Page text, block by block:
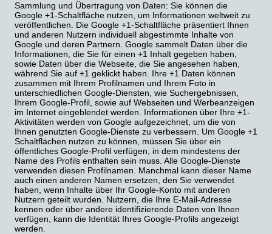
Sammlung und Übertragung von Daten: Sie können die
Google +1-Schaltfläche nutzen, um Informationen weltweit zu
veröffentlichen. Die Google +1-Schaltfläche präsentiert Ihnen
und anderen Nutzern individuell abgestimmte Inhalte von
Google und deren Partnern. Google sammelt Daten über die
Informationen, die Sie für einen +1 Inhalt gegeben haben,
sowie Daten über die Webseite, die Sie angesehen haben,
während Sie auf +1 geklickt haben. Ihre +1 Daten können
zusammen mit Ihrem Profilnamen und Ihrem Foto in
unterschiedlichen Google-Diensten, wie Suchergebnissen,
Ihrem Google-Profil, sowie auf Webseiten und Werbeanzeigen
im Internet eingeblendet werden. Informationen über Ihre +1-
Aktivitäten werden von Google aufgezeichnet, um die von
Ihnen genutzten Google-Dienste zu verbessern. Um Google +1
Schaltflächen nutzen zu können, müssen Sie über ein
öffentliches Google-Profil verfügen, in dem mindestens der
Name des Profils enthalten sein muss. Alle Google-Dienste
verwenden diesen Profilnamen. Manchmal kann dieser Name
auch einen anderen Namen ersetzen, den Sie verwendet
haben, wenn Inhalte über Ihr Google-Konto mit anderen
Nutzern geteilt wurden. Nutzern, die Ihre E-Mail-Adresse
kennen oder über andere identifizierende Daten von Ihnen
verfügen, kann die Identität Ihres Google-Profils angezeigt
werden.